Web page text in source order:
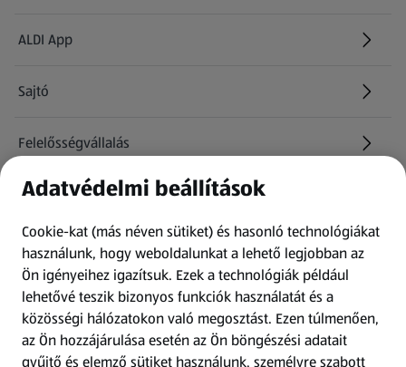
ALDI App
Sajtó
Felelősségvállalás
Információk
Kérdőív
Fizetési lehetőségek
ALDI utalványok
Adatvédelmi beállítások
Cookie-kat (más néven sütiket) és hasonló technológiákat
használunk, hogy weboldalunkat a lehető legjobban az
Ön igényeihez igazítsuk. Ezek a technológiák például
lehetővé teszik bizonyos funkciók használatát és a
közösségi hálózatokon való megosztást. Ezen túlmenően,
az Ön hozzájárulása esetén az Ön böngészési adatait
gyűjtő és elemző sütiket használunk, személyre szabott